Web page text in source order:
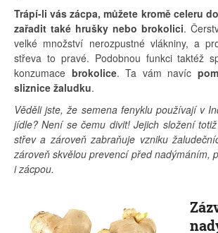
Trápí-li vás zácpa, můžete kromě celeru
zařadit také hrušky nebo brokolici.
velké množství nerozpustné vlákniny, a
střeva to pravé. Podobnou funkci taktéž
konzumace brokolice. Ta vám navíc
sliznice žaludku.
Věděli jste, že semena fenyklu používají v
jídle? Není se čemu divit! Jejich složení
střev a zároveň zabraňuje vzniku
zároveň skvělou prevencí před nadýmáním,
i zácpou.